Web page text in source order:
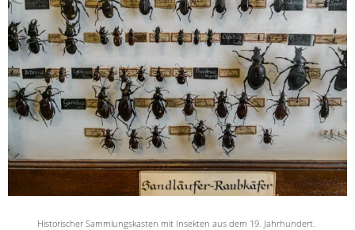
Historischer Sammlungskasten mit Insekten aus dem 19. Jahrhundert.